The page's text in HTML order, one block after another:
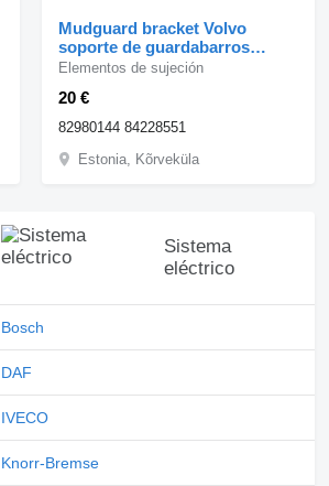
Mudguard bracket Volvo
soporte de guardabarros
82980144 para Volvo FH
20 €
Elementos de sujeción
82980144 84228551
Estonia, Kõrveküla
Sistema
eléctrico
Bosch
DAF
IVECO
Knorr-Bremse